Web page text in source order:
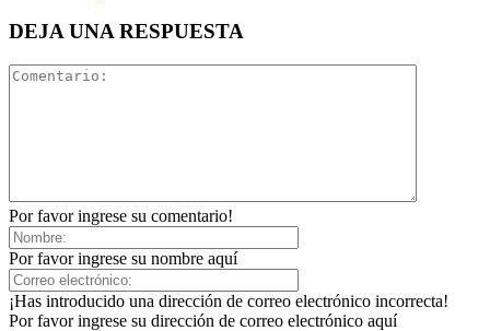
DEJA UNA RESPUESTA
Por favor ingrese su comentario!
Por favor ingrese su nombre aquí
¡Has introducido una dirección de correo electrónico incorrecta!
Por favor ingrese su dirección de correo electrónico aquí